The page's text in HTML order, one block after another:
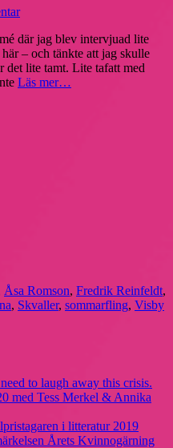
där jag blev intervjuad lite
– och tänkte att jag skulle
det lite tamt. Lite tafatt med
Läs mer…
Åsa Romson, Fredrik Reinfeldt,
, Skvaller, sommarfling, Visby
to laugh away this crisis.
med Tess Merkel & Annika
i litteratur 2019
Årets Kvinnogärning